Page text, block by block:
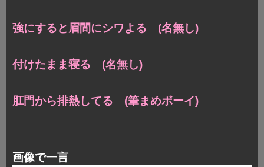
強にすると眉間にシワよる (名無し)
付けたまま寝る (名無し)
肛門から排熱してる (筆まめボーイ)
画像で一言